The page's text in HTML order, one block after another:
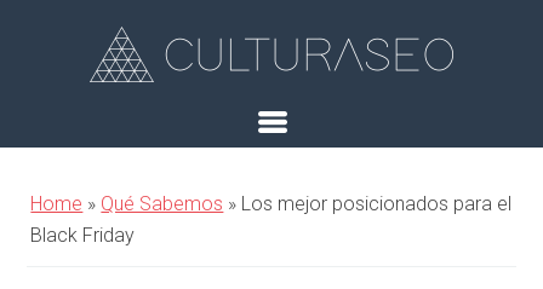
Home » Qué Sabemos » Los mejor posicionados para el
Black Friday